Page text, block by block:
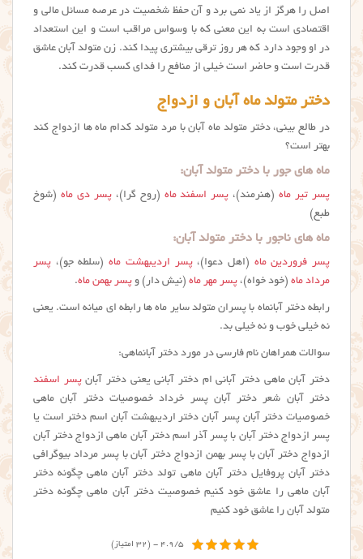
اصل را هرگز از یاد نمی برد و آن حفظ شخصیت در عرصه مسائل مالی و
اقتصادی است به این معنی که با وسواس مراقب است و این استعداد
در او وجود دارد که هر روز ترقی بیشتری پیدا کند. زن متولد آبان عاشق
قدرت است و حاضر است خیلی از منافع را فدای کسب قدرت کند.
دختر متولد ماه آبان و ازدواج
در طالع بینی، دختر متولد ماه آبان با مرد متولد کدام ماه ها ازدواج کند
بهتر است؟
ماه های جور با دختر متولد آبان:
پسر تیر ماه(هنرمند)، پسر اسفند ماه (روح گرا)،پسر دی ماه (شوخ
طبع)
ماه های ناجور با دختر متولد آبان:
پسر فروردین ماه (اهل دعوا)،پسر اردیبهشت ماه(سلطه جو)، پسر
مرداد ماه (خود خواه)، پسر مهر ماه (نیش دار) و پسر بهمن ماه.
رابطه دختر آبانماه با پسران متولد سایر ماه ها رابطه ای میانه است. یعنی
نه خیلی خوب و نه خیلی بد.
سوالات همراهان نام فارسی در مورد دختر آبانماهی:
دختر آبان ماهی دختر آبانی ام دختر آبانی یعنی دختر آبانپسر اسفند
دختر آبان شعر دختر آبان پسر خرداد خصوصیات دختر آبان ماهی
خصوصیات دختر آبان پسر آبان دختر اردیبهشت آبان اسم دختر است یا
پسر ازدواج دختر آبان با پسر آذر اسم دختر آبان ماهی ازدواج دختر آبان
ازدواج دختر آبان با پسر بهمن ازدواج دختر آبان با پسر مرداد بیوگرافی
دختر آبان پروفایل دختر آبان ماهی تولد دختر آبان ماهی چگونه دختر
آبان ماهی را عاشق خود کنیم خصوصیت دختر آبان ماهی چگونه دختر
متولد آبان را عاشق خود کنیم
4.9/5 - (32 امتیاز)